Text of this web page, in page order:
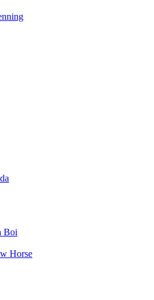
Boi
Horse